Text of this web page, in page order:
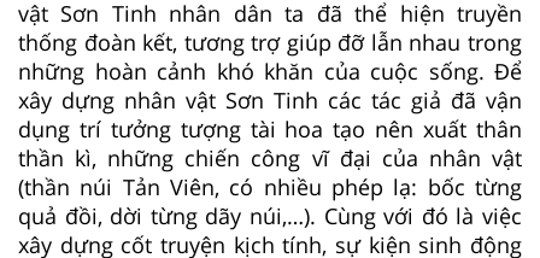
vật Sơn Tinh nhân dân ta đã thể hiện truyền
thống đoàn kết, tương trợ giúp đỡ lẫn nhau trong
những hoàn cảnh khó khăn của cuộc sống. Để
xây dựng nhân vật Sơn Tinh các tác giả đã vận
dụng trí tưởng tượng tài hoa tạo nên xuất thân
thần kì, những chiến công vĩ đại của nhân vật
(thần núi Tản Viên, có nhiều phép lạ: bốc từng
quả đồi, dời từng dãy núi,…). Cùng với đó là việc
xây dựng cốt truyện kịch tính, sự kiện sinh động